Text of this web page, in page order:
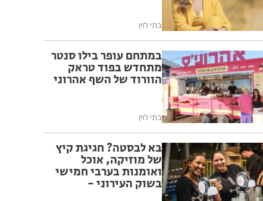
בתי לוין
במתחם עופר בילו סנטר
מתחדש בפוד טראק
הוורוד של השף אהרוני
בתי לוין
בא לבסטה? חגיגת קיץ
של מוזיקה, אוכל
ואומנות בערבי חמישי
בשוק העירוני -